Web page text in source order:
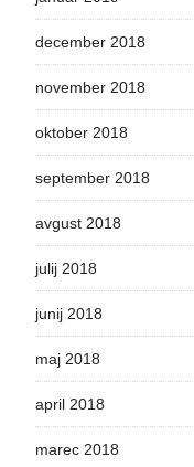
december 2018
november 2018
oktober 2018
september 2018
avgust 2018
julij 2018
junij 2018
maj 2018
april 2018
marec 2018